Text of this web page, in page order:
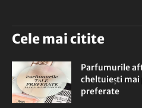
Cele mai citite
Parfumurile
cheltuiești mai
preferate